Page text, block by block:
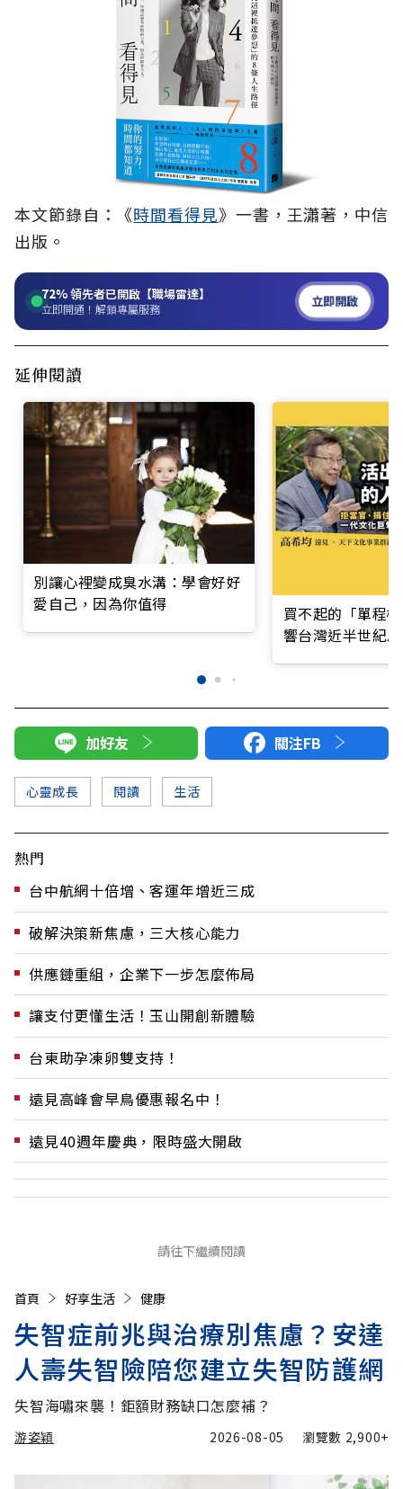
本文節錄自：《時間看得見》一書，王瀟著，中信
出版。
72%領先者已開啟【職場雷達】
立即開通！解鎖專屬服務 立即開啟
延伸閱讀
別讓心裡變成臭水溝：學會好好
愛自己，因為你值得
買不起的「單程
響台灣近半世紀
加好友 關注FB
心靈成長 閱讀 生活
熱門
台中航網十倍增、客運年增近三成
破解決策新焦慮，三大核心能力
供應鏈重組，企業下一步怎麼佈局
讓支付更懂生活！玉山開創新體驗
台東助孕凍卵雙支持！
遠見高峰會早鳥優惠報名中！
遠見40週年慶典，限時盛大開啟
請往下繼續閱讀
首頁 好享生活 健康
失智症前兆與治療別焦慮？安達
人壽失智險陪您建立失智防護網
失智海嘯來襲！鉅額財務缺口怎麼補？
游姿穎 2026-08-05 瀏覽數 2,900+